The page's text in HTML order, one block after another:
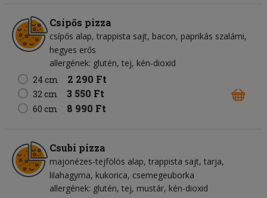
Csípős pizza
csípős alap trappista sajt bacon paprikás szalámi
hegyes erős
allergének: glutén, tej, kén-dioxid
24 cm
2 290 Ft
32 cm 3 550 Ft
60 cm 8 990 Ft
Csubi pizza
majonézes-tejfölös alap trappista sajt tarja
lilahagyma kukorica csemegeuborka
allergének: glutén, tej, mustár, kén-dioxid